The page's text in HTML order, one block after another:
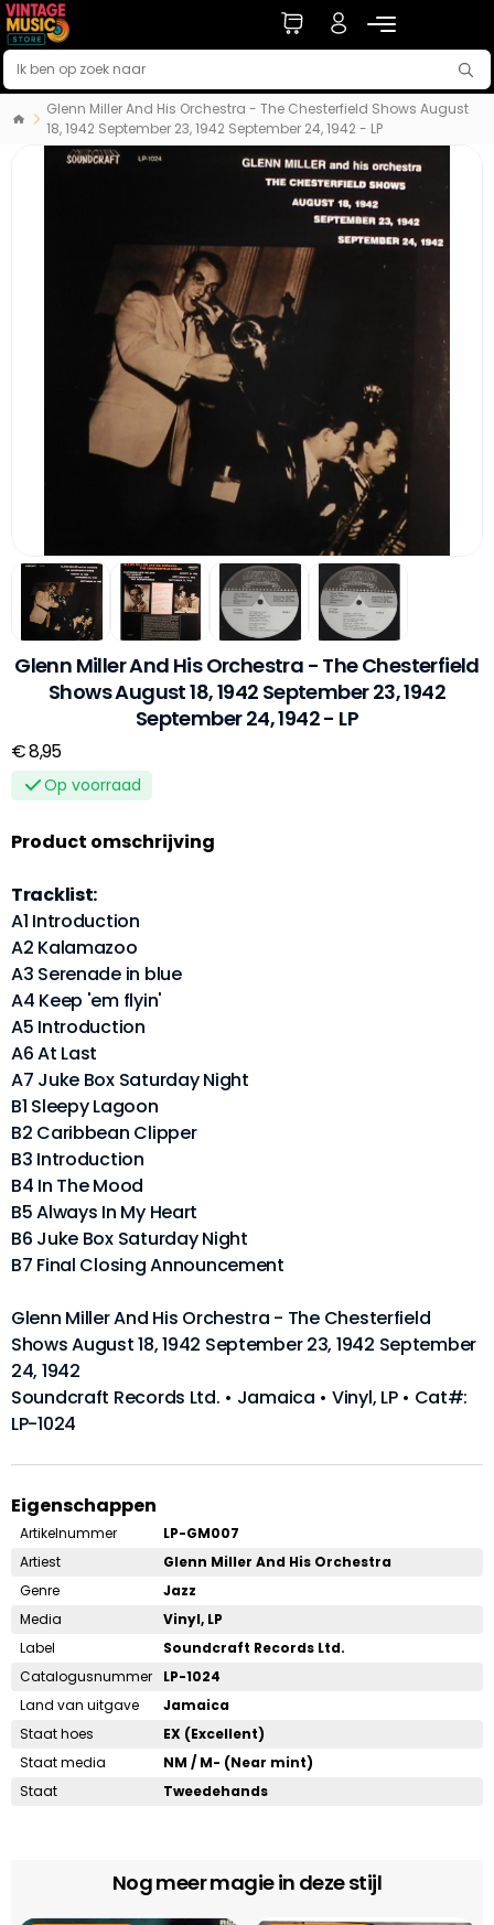
Glenn Miller And His Orchestra - The Chesterfield Shows August
18, 1942 September 23, 1942 September 24, 1942 - LP
Glenn Miller And His Orchestra - The Chesterfield
Shows August 18, 1942 September 23, 1942
September 24, 1942 - LP
€ 8,95
Op voorraad
Product omschrijving
Tracklist:
A1 Introduction
A2 Kalamazoo
A3 Serenade in blue
A4 Keep 'em flyin'
A5 Introduction
A6 At Last
A7 Juke Box Saturday Night
B1 Sleepy Lagoon
B2 Caribbean Clipper
B3 Introduction
B4 In The Mood
B5 Always In My Heart
B6 Juke Box Saturday Night
B7 Final Closing Announcement
Glenn Miller And His Orchestra - The Chesterfield
Shows August 18, 1942 September 23, 1942 September
24, 1942
Soundcraft Records Ltd. • Jamaica • Vinyl, LP • Cat#:
LP-1024
Eigenschappen
Artikelnummer
LP-GM007
Artiest
Glenn Miller And His Orchestra
Genre
Jazz
Media
Vinyl, LP
Label
Soundcraft Records Ltd.
Catalogusnummer
LP-1024
Land van uitgave
Jamaica
Staat hoes
EX (Excellent)
Staat media
NM / M- (Near mint)
Staat
Tweedehands
Nog meer magie in deze stijl